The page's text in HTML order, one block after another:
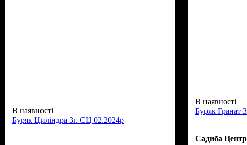
В наявності
Буряк Циліндра 3г. СЦ 02.2024р
В наявності
Буряк Гранат
Садиба Центр